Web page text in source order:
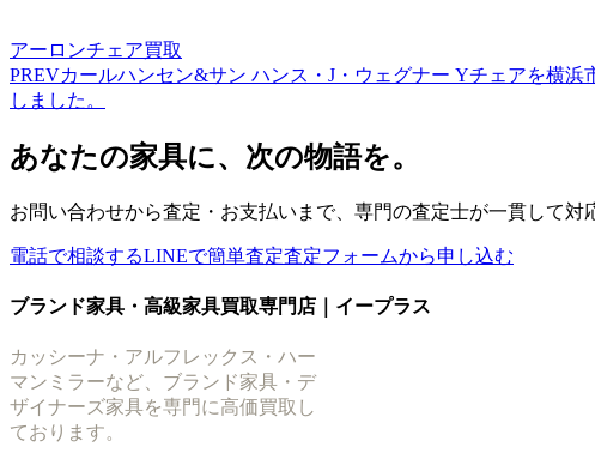
アーロンチェア買取
PREVカールハンセン&サン ハンス・J・ウェグナー Yチェアを横浜
しました。
あなたの家具に、次の物語を。
お問い合わせから査定・お支払いまで、専門の査定士が一貫して対
電話で相談するLINEで簡単査定査定フォームから申し込む
ブランド家具・高級家具買取専門店｜イープラス
カッシーナ・アルフレックス・ハー
マンミラーなど、ブランド家具・デ
ザイナーズ家具を専門に高価買取し
ております。